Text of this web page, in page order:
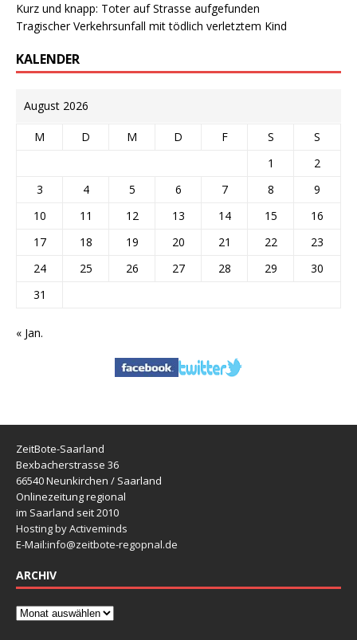
Kurz und knapp: Toter auf Strasse aufgefunden
Tragischer Verkehrsunfall mit tödlich verletztem Kind
KALENDER
August 2026
M D M D F S
S
1
2
3
4 5 6 7 8
9
10
11 12 13 14 15
16
17
18 19 20 21 22
23
24
25 26 27 28 29
30
31
« Jan.
ZeitBote-Saarland
Bexbacherstrasse 36
66540 Neunkirchen / Saarland
Onlinezeitung regional
im Saarland seit 2010
Hosting by Activeminds
E-Mail:info@zeitbote-regopnal.de
ARCHIV